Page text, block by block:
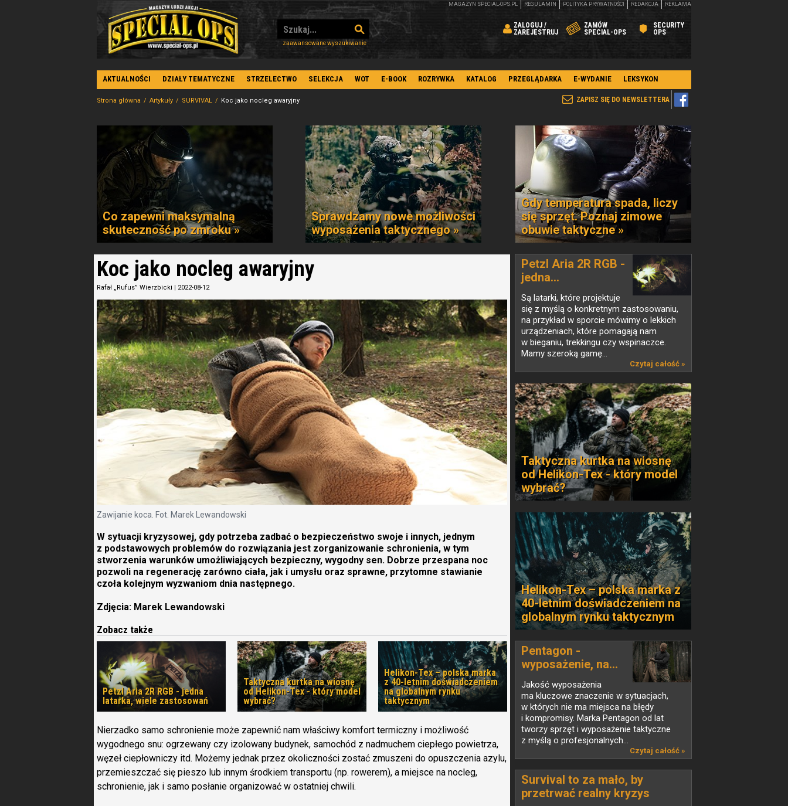
zaawansowane wyszukiwanie
ZALOGUJ /
ZAREJESTRUJ
ZAMÓW
SPECIAL-OPS
SECURITY
OPS
MAGAZYN SPECIAL-OPS.PL REGULAMIN POLITYKA PRYWATNOŚCI REDAKCJA REKLAMA
AKTUALNOŚCI DZIAŁY TEMATYCZNE STRZELECTWO SELEKCJA WOT E-BOOK ROZRYWKA KATALOG PRZEGLĄDARKA E-WYDANIE LEKSYKON
ZAPISZ SIĘ DO NEWSLETTERA
Strona główna Artykuły SURVIVAL Koc jako nocleg awaryjny
Co zapewni maksymalną
skuteczność po zmroku »
Sprawdzamy nowe możliwości
wyposażenia taktycznego »
Gdy temperatura spada, liczy
się sprzęt. Poznaj zimowe
obuwie taktyczne »
Koc jako nocleg awaryjny
Rafał „Rufus” Wierzbicki | 2022-08-12
Zawijanie koca. Fot. Marek Lewandowski
W sytuacji kryzysowej, gdy potrzeba zadbać o bezpieczeństwo swoje i innych, jednym
z podstawowych problemów do rozwiązania jest zorganizowanie schronienia, w tym
stworzenia warunków umożliwiających bezpieczny, wygodny sen. Dobrze przespana noc
pozwoli na regenerację zarówno ciała, jak i umysłu oraz sprawne, przytomne stawianie
czoła kolejnym wyzwaniom dnia następnego.
Zdjęcia: Marek Lewandowski
Zobacz także
Petzl Aria 2R RGB - jedna
latarka, wiele zastosowań
Taktyczna kurtka na wiosnę
od Helikon-Tex - który model
wybrać?
Helikon-Tex – polska marka
z 40-letnim doświadczeniem
na globalnym rynku
taktycznym
Nierzadko samo schronienie może zapewnić nam właściwy komfort termiczny i możliwość
wygodnego snu: ogrzewany czy izolowany budynek, samochód z nadmuchem ciepłego powietrza,
węzeł ciepłowniczy itd. Możemy jednak przez okoliczności zostać zmuszeni do opuszczenia azylu,
przemieszczać się pieszo lub innym środkiem transportu (np. rowerem), a miejsce na nocleg,
schronienie, jak i samo posłanie organizować w ostatniej chwili.
Petzl Aria 2R RGB -
jedna...
Są latarki, które projektuje
się z myślą o konkretnym zastosowaniu,
na przykład w sporcie mówimy o lekkich
urządzeniach, które pomagają nam
w bieganiu, trekkingu czy wspinaczce.
Mamy szeroką gamę...
Czytaj całość »
Taktyczna kurtka na wiosnę
od Helikon-Tex - który model
wybrać?
Helikon-Tex – polska marka z
40-letnim doświadczeniem na
globalnym rynku taktycznym
Pentagon -
wyposażenie, na...
Jakość wyposażenia
ma kluczowe znaczenie w sytuacjach,
w których nie ma miejsca na błędy
i kompromisy. Marka Pentagon od lat
tworzy sprzęt i wyposażenie taktyczne
z myślą o profesjonalnych...
Czytaj całość »
Survival to za mało, by
przetrwać realny kryzys